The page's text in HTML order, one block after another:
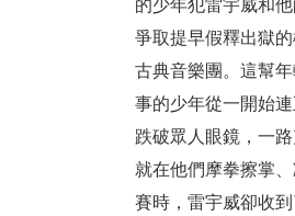
爭取提早假釋出獄
古典音樂團。這幫
事的少年從一開始
跌破眾人眼鏡，一
就在他們摩拳擦掌
賽時，雷宇威卻收